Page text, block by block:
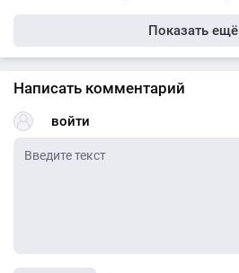
Показать ещё
Написать комментарий
войти